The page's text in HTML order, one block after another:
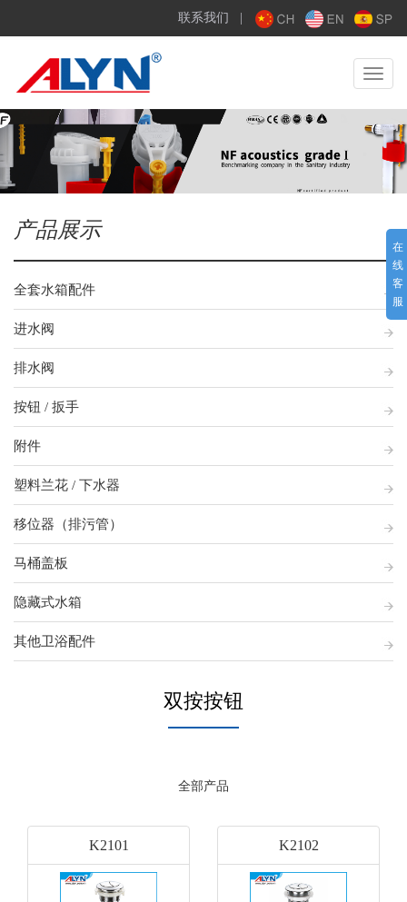
联系我们
Toggle
产品展示
全套水箱配件
进水阀
排水阀
按钮 / 扳手
附件
塑料兰花 / 下水器
移位器（排污管）
马桶盖板
隐藏式水箱
其他卫浴配件
双按按钮
全部产品
K2101 K2102
在
线
客
服